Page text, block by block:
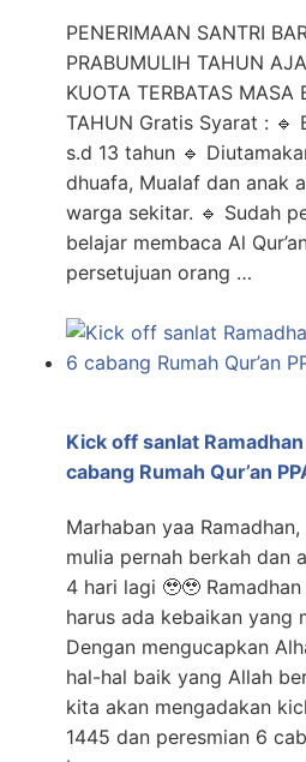
PENERIMAAN SANTRI
PRABUMULIH TAHUN
KUOTA TERBATAS
TAHUN Gratis Syarat : 🔹
s.d 13 tahun 🔹
dhuafa, Mualaf dan anak
warga sekitar. 🔹 Sudah
belajar membaca Al
persetujuan orang …
Kick off sanlat
cabang Rumah Qur’an
Marhaban yaa
mulia pernah berkah dan
4 hari lagi 🥹🥹
harus ada kebaikan yang
Dengan mengucapkan
hal-hal baik yang Allah
kita akan mengadakan
1445 dan peresmian 6